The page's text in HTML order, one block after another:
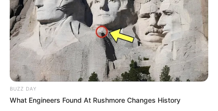
BUZZ DAY
What Engineers Found At Rushmore Changes History